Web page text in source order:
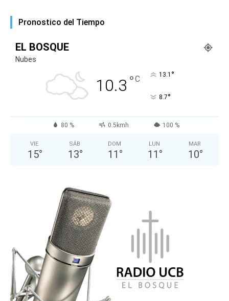
Pronostico del Tiempo
EL BOSQUE
Nubes
10.3 °C 13.1 °
8.7°
80 % 0.5kmh 100 %
VIE
15°
SÁB
13°
DOM
11 °
LUN
11 °
MAR
10°